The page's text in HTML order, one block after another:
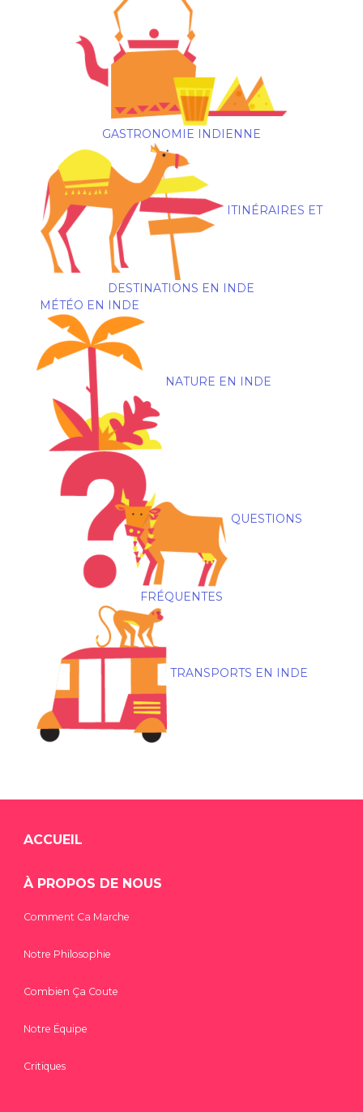
GASTRONOMIE INDIENNE
ITINÉRAIRES ET
DESTINATIONS EN INDE
MÉTÉO EN INDE
NATURE EN INDE
QUESTIONS
FRÉQUENTES
TRANSPORTS EN INDE
ACCUEIL
À PROPOS DE NOUS
Comment Ca Marche
Notre Philosophie
Combien Ça Coute
Notre Équipe
Critiques